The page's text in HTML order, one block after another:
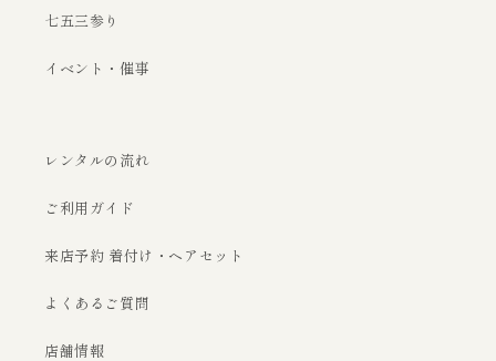
七五三参り
イベント・催事
レンタルの流れ
ご利用ガイド
来店予約 着付け・ヘアセット
よくあるご質問
店舗情報